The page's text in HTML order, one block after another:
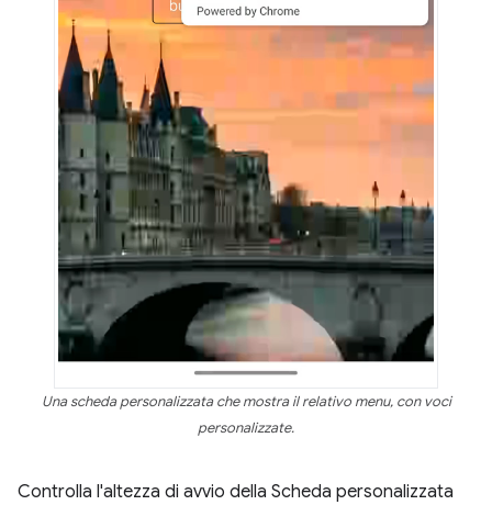
Una scheda personalizzata che mostra il relativo menu, con voci
personalizzate.
Controlla l'altezza di avvio della Scheda personalizzata